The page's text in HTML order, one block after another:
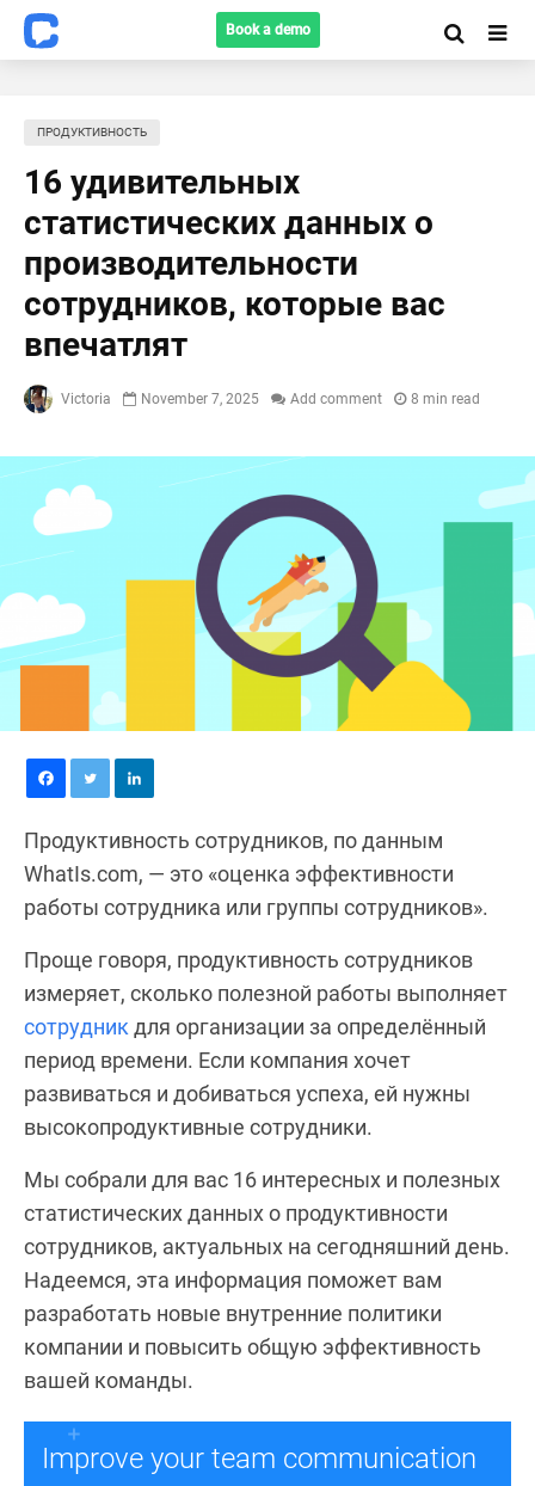
Book a demo
ПРОДУКТИВНОСТЬ
16 удивительных
статистических данных о
производительности
сотрудников, которые вас
впечатлят
Victoria November 7, 2025 Add comment 8 min read
Продуктивность сотрудников, по данным
WhatIs.com, — это «оценка эффективности
работы сотрудника или группы сотрудников».
Проще говоря, продуктивность сотрудников
измеряет, сколько полезной работы выполняет
сотрудник для организации за определённый
период времени. Если компания хочет
развиваться и добиваться успеха, ей нужны
высокопродуктивные сотрудники.
Мы собрали для вас 16 интересных и полезных
статистических данных о продуктивности
сотрудников, актуальных на сегодняшний день.
Надеемся, эта информация поможет вам
разработать новые внутренние политики
компании и повысить общую эффективность
вашей команды.
Improve your team communication